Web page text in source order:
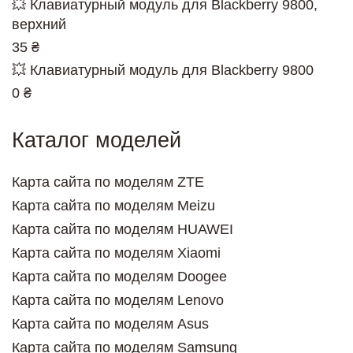
💥 Клавиатурный модуль для Blackberry 9800,
верхний
35 ₴
💥 Клавиатурный модуль для Blackberry 9800
0 ₴
Каталог моделей
Карта сайта по моделям ZTE
Карта сайта по моделям Meizu
Карта сайта по моделям HUAWEI
Карта сайта по моделям Xiaomi
Карта сайта по моделям Doogee
Карта сайта по моделям Lenovo
Карта сайта по моделям Asus
Карта сайта по моделям Samsung